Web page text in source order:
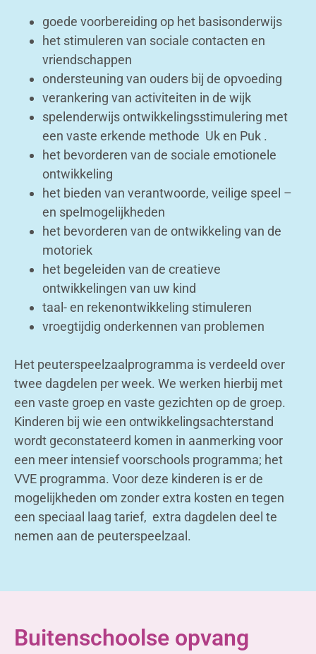
goede voorbereiding op het basisonderwijs
het stimuleren van sociale contacten en
vriendschappen
ondersteuning van ouders bij de opvoeding
verankering van activiteiten in de wijk
spelenderwijs ontwikkelingsstimulering met
een vaste erkende methode Uk en Puk .
het bevorderen van de sociale emotionele
ontwikkeling
het bieden van verantwoorde, veilige speel –
en spelmogelijkheden
het bevorderen van de ontwikkeling van de
motoriek
het begeleiden van de creatieve
ontwikkelingen van uw kind
taal- en rekenontwikkeling stimuleren
vroegtijdig onderkennen van problemen
Het peuterspeelzaalprogramma is verdeeld over
twee dagdelen per week. We werken hierbij met
een vaste groep en vaste gezichten op de groep.
Kinderen bij wie een ontwikkelingsachterstand
wordt geconstateerd komen in aanmerking voor
een meer intensief voorschools programma; het
VVE programma. Voor deze kinderen is er de
mogelijkheden om zonder extra kosten en tegen
een speciaal laag tarief, extra dagdelen deel te
nemen aan de peuterspeelzaal.
Buitenschoolse opvang